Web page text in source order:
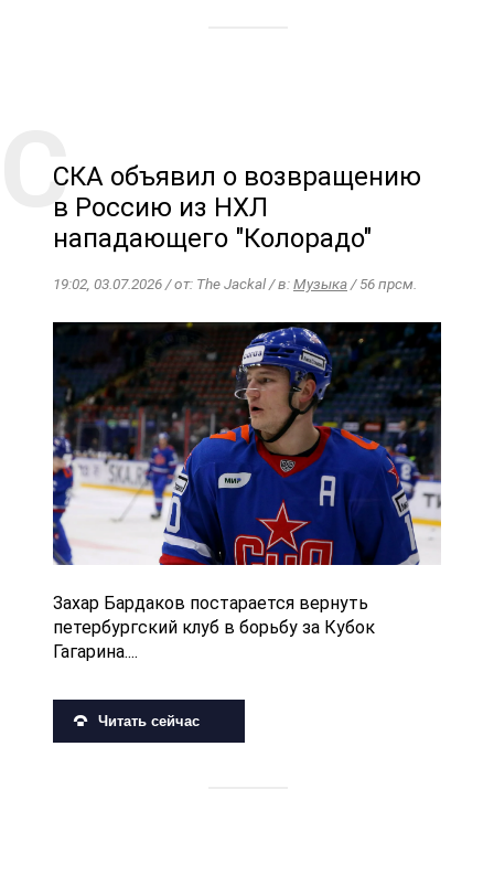
СКА объявил о возвращению
в Россию из НХЛ
нападающего "Колорадо"
19:02, 03.07.2026 / от: The Jackal / в:Музыка/ 56 прсм.
Захар Бардаков постарается вернуть
петербургский клуб в борьбу за Кубок
Гагарина....
Читать сейчас